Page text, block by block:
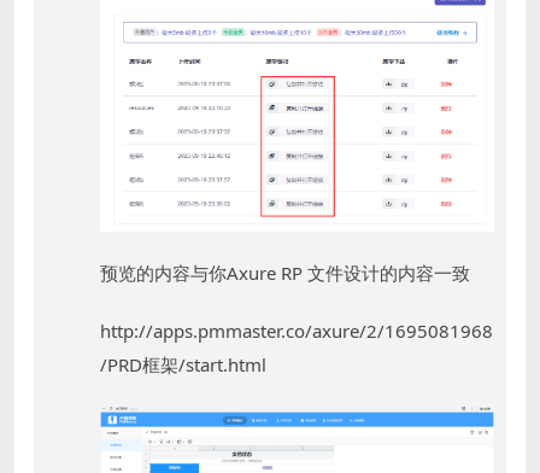
预览的内容与你Axure RP 文件设计的内容一致
http://apps.pmmaster.co/axure/2/1695081968
/PRD框架/start.html